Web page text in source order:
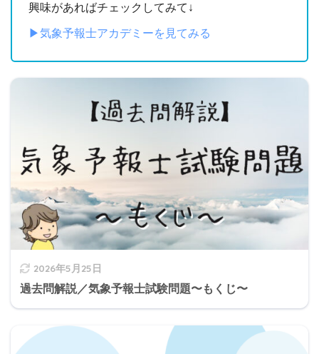
興味があればチェックしてみて↓
▶︎気象予報士アカデミーを見てみる
2026年5月25日
過去問解説／気象予報士試験問題〜もくじ〜